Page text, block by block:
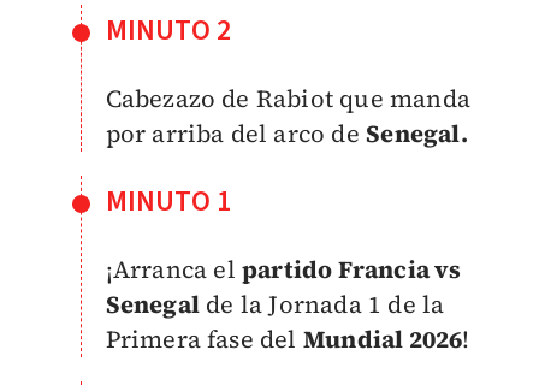
MINUTO 2
Cabezazo de Rabiot que manda
por arriba del arco deSenegal.
MINUTO 1
¡Arranca el partido Francia vs
Senegalde la Jornada 1 de la
Primera fase del Mundial 2026!